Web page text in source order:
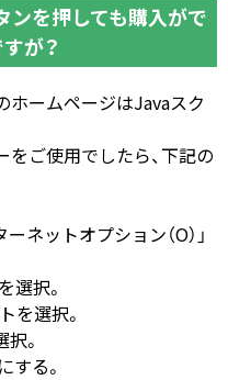
ンを押しても購入がで
が？
ホームページはJavaスク
ご使用でしたら、下記の
ネットオプション（O）」
選択。
を選択。
。
する。